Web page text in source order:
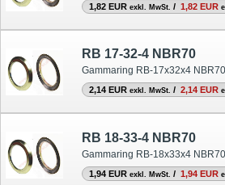
1,82 EUR exkl. MwSt. / 1,82 EUR
RB 17-32-4 NBR70
Gammaring RB-17x32x4 NBR70
2,14 EUR exkl. MwSt. / 2,14 EUR
RB 18-33-4 NBR70
Gammaring RB-18x33x4 NBR70
1,94 EUR exkl. MwSt. / 1,94 EUR